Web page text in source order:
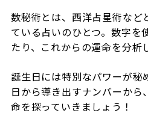
数秘術とは、西洋占星術など
ている占いのひとつ。数字を
たり、これからの運命を分析
誕生日には特別なパワーが秘
日から導き出すナンバーから
命を探っていきましょう！